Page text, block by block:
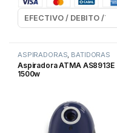
ASPIRADORAS BATIDORAS
MANUALES
ELECTRODOMESTICOS
Aspiradora ATMA AS8913E
1500w